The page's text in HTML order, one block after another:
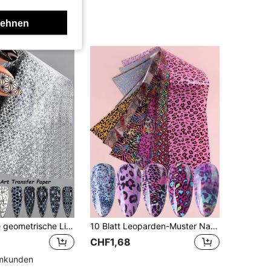
10 Stück/Tüte geometrische Linie Nail Art Transfer Papier, schwarz-weiß Stern Totem asymmetrisches Linienmuster Kunst abstrakt Nail Art Transfer Papier, Y2K Nail Art Dekoration Design Nail Art Transfer Papier (nicht klebend), Nail Art DIY, Frauen Kunst Nail Art Dekoration Zubehör Nägel Nagelbedarf Nagel Sticker 10 Blatt Leoparden-Muster Nagel Transfer Folie, DIY Nagel Dekoration, Nagel Edelsteine, Nagel Zubehör, Nägel, Nagel Aufkleber
CHF1,68